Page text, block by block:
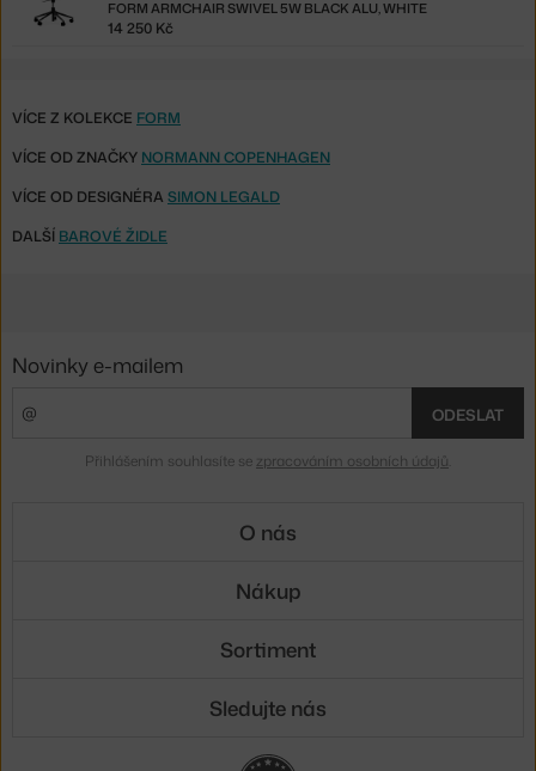
FORM ARMCHAIR SWIVEL 5W BLACK ALU, WHITE
14 250 Kč
VÍCE Z KOLEKCE FORM
VÍCE OD ZNAČKY NORMANN COPENHAGEN
VÍCE OD DESIGNÉRA SIMON LEGALD
DALŠÍ BAROVÉ ŽIDLE
Novinky e-mailem
ODESLAT
Přihlášením souhlasíte se zpracováním osobních údajů
O nás
Nákup
Sortiment
Sledujte nás